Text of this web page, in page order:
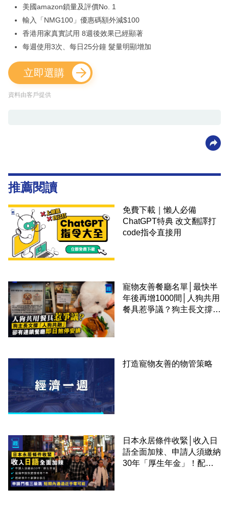
美國amazon鎖量及評價No. 1
輸入「NMG100」優惠碼額外減$100
香港用家真實試用 8週後效果已經顯著
每週使用3次、每日25分鐘 髮量明顯增加
立即選購
資料由客戶提供
推薦閱讀
免費下載｜懶人必備
ChatGPT特典 改文翻譯打
code指令直接用
寵物友善餐廳名單│最快半
年後再增1000間│人狗共用
餐具惹爭議？狗主長文撐
打造寵物友善的物管策略
日本永居條件收緊│收入日
語全面加辣、申請人須繳納
30年「厚生年金」！配偶